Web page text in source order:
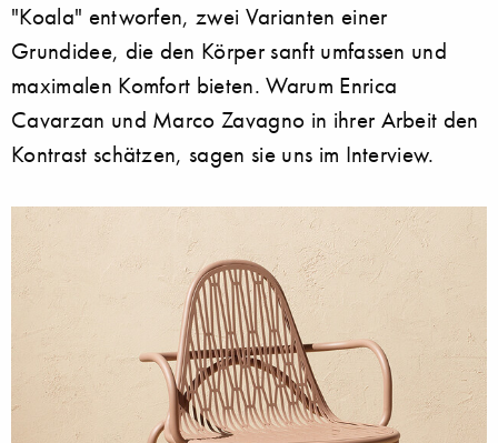
"Koala" entworfen, zwei Varianten einer
Grundidee, die den Körper sanft umfassen und
maximalen Komfort bieten. Warum Enrica
Cavarzan und Marco Zavagno in ihrer Arbeit den
Kontrast schätzen, sagen sie uns im Interview.